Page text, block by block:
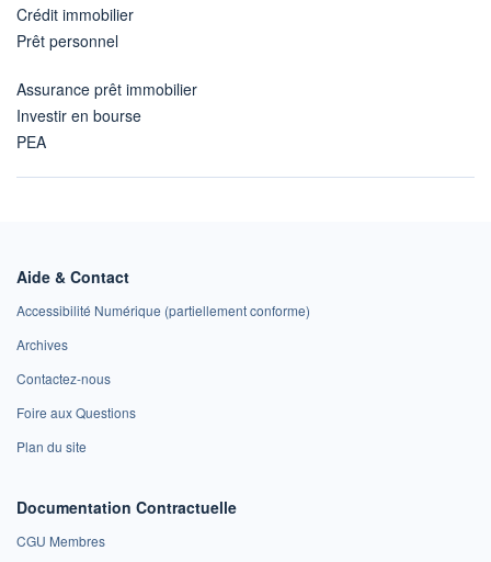
Crédit immobilier
Prêt personnel
Assurance prêt immobilier
Investir en bourse
PEA
Aide & Contact
Accessibilité Numérique (partiellement conforme)
Archives
Contactez-nous
Foire aux Questions
Plan du site
Documentation Contractuelle
CGU Membres